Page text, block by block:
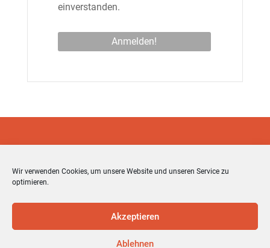
Wir verwenden Cookies, um unsere Website und unseren Service zu
optimieren.
Akzeptieren
Ablehnen
einverstanden.